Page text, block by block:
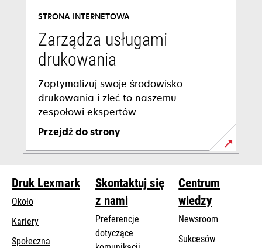
new
tab
STRONA INTERNETOWA
Zarządza usługami
drukowania
Zoptymalizuj swoje środowisko
drukowania i zleć to naszemu
zespołowi ekspertów.
Przejdź do strony
Druk Lexmark
Około
Kariery
Społeczna
Skontaktuj się
z nami
Preferencje
dotyczące
Centrum
wiedzy
Newsroom
Sukcesów